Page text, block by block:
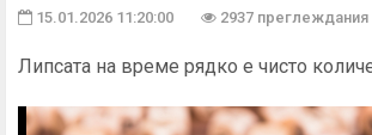
15.01.2026 11:20:00 2937 преглеждания
Липсата на време рядко е чисто